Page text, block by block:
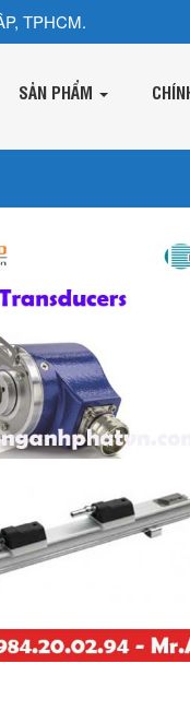
TPHCM.
SẢN PHẨM